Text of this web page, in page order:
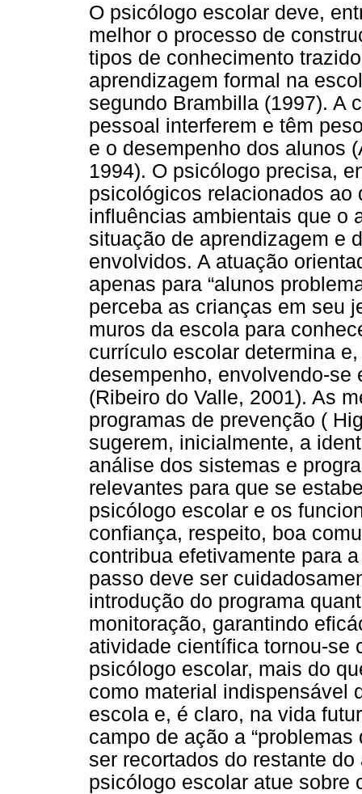
O psicólogo escolar deve,
melhor o processo de
tipos de conhecimento
aprendizagem formal na
segundo Brambilla (1997). A
pessoal interferem e têm
e o desempenho dos alunos
1994). O psicólogo precisa,
psicológicos relacionados
influências ambientais que o
situação de aprendizagem e
envolvidos. A atuação
apenas para “alunos
perceba as crianças em seu
muros da escola para
currículo escolar determina
desempenho, envolvendo-
(Ribeiro do Valle, 2001). As
programas de prevenção (
sugerem, inicialmente, a
análise dos sistemas e
relevantes para que se
psicólogo escolar e os
confiança, respeito, boa
contribua efetivamente para
passo deve ser
introdução do programa
monitoração, garantindo
atividade científica tornou-se
psicólogo escolar, mais do
como material indispensável
escola e, é claro, na vida
campo de ação a
ser recortados do restante
psicólogo escolar atue sobre